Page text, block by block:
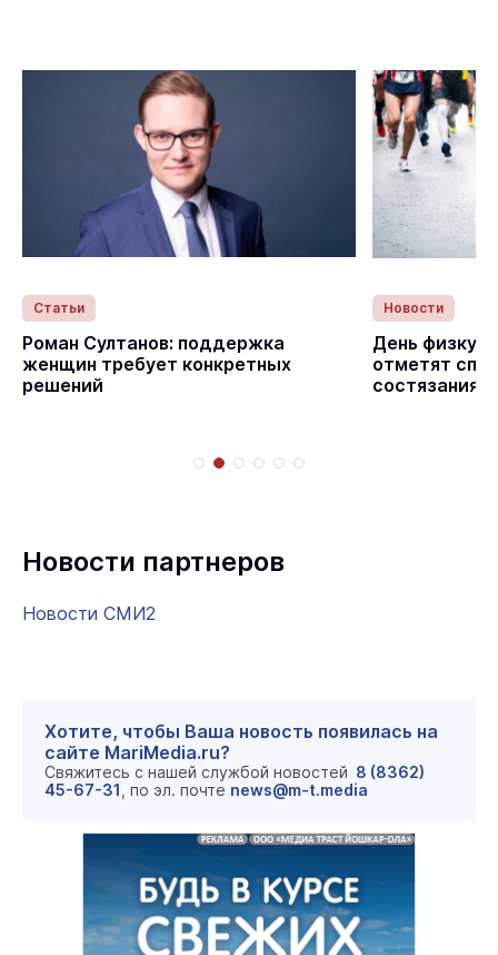
Статьи
Роман Султанов: поддержка
женщин требует конкретных
решений
Новости
День
отметят
Новости партнеров
Новости СМИ2
Хотите, чтобы Ваша новость появилась на
сайте MariMedia.ru?
Свяжитесь с нашей службой новостей 8 (8362)
45-67-31 , по эл. почте news@m-t.media